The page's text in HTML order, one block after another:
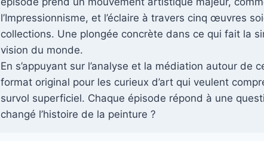
l’Impressionnisme, et l’éclaire à travers cinq œuvres
collections. Une plongée concrète dans ce qui fait la
vision du monde.
En s’appuyant sur l’analyse et la médiation autour de
format original pour les curieux d’art qui veulent
survol superficiel. Chaque épisode répond à une
changé l’histoire de la peinture ?